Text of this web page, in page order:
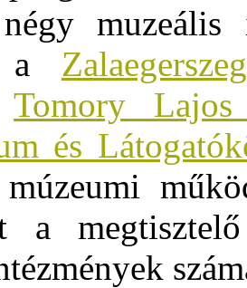
a
Tomory Lajos
és
a megtisztelő